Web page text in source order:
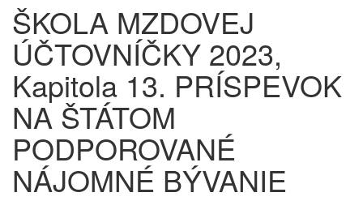
ŠKOLA MZDOVEJ
ÚČTOVNÍČKY 2023,
Kapitola 13. PRÍSPEVOK
NA ŠTÁTOM
PODPOROVANÉ
NÁJOMNÉ BÝVANIE